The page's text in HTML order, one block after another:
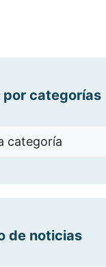
por categorías
de noticias